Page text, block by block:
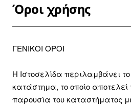
Όροι χρήσης
ΓΕΝΙΚΟΙ ΟΡΟΙ
H Ιστοσελίδα περιλαμβάνει
κατάστημα, το οποίο αποτελεί
παρουσία του καταστήματος